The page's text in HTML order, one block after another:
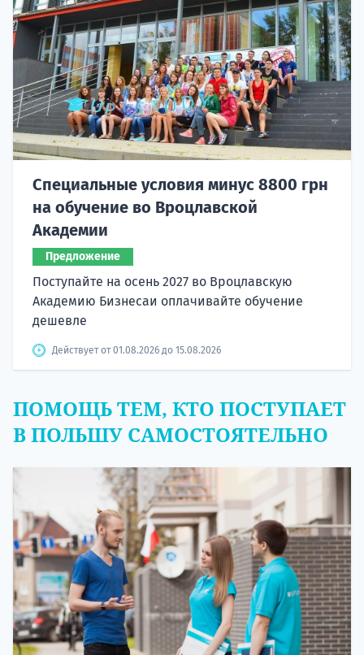
Специальные условия минус 8800 грн
на обучение во Вроцлавской
Академии
Предложение
Поступайте на осень 2027 во Вроцлавскую
Академию Бизнесаи оплачивайте обучение
дешевле
Действует от 01.08.2026 до 15.08.2026
ПОМОЩЬ ТЕМ, КТО ПОСТУПАЕТ
В ПОЛЬШУ САМОСТОЯТЕЛЬНО